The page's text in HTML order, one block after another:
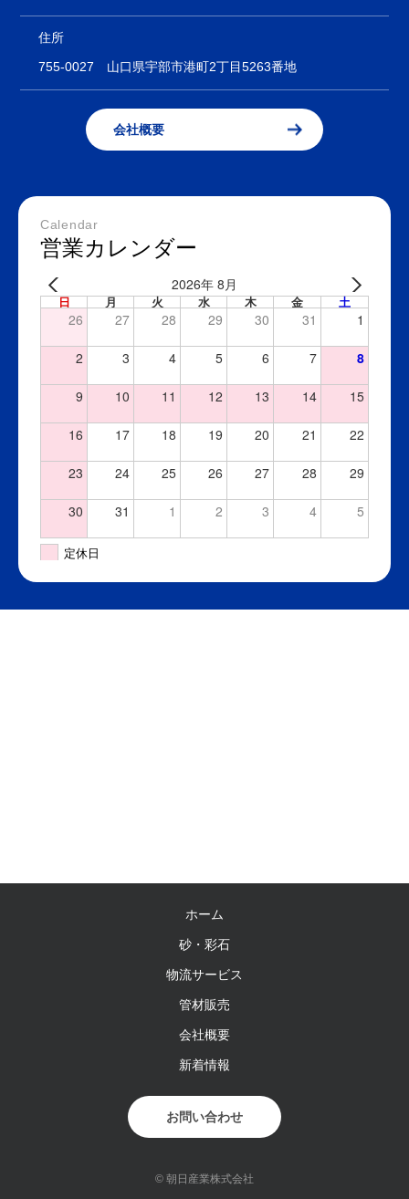
住所
755-0027 山口県宇部市港町2丁目5263番地
会社概要
Calendar
営業カレンダー
2026年 8月
日 月 火 水 木 金 土
26 27 28 29 30 31 1
2 3 4 5 6 7 8
9 10 11 12 13 14 15
16 17 18 19 20 21 22
23 24 25 26 27 28 29
30 31 1 2 3 4 5
定休日
ホーム
砂・彩石
物流サービス
管材販売
会社概要
新着情報
お問い合わせ
© 朝日産業株式会社